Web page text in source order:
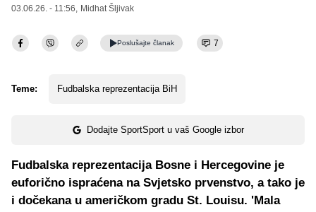
03.06.26. - 11:56, Midhat Šljivak
Poslušajte članak 7
Teme: Fudbalska reprezentacija BiH
Dodajte SportSport u vaš Google izbor
Fudbalska reprezentacija Bosne i Hercegovine je
euforično ispraćena na Svjetsko prvenstvo, a tako je
i dočekana u američkom gradu St. Louisu. 'Mala